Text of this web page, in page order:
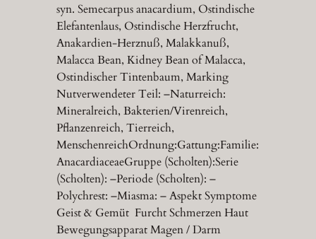
syn. Semecarpus anacardium, Ostindische
Elefantenlaus, Ostindische Herzfrucht,
Anakardien-Herznuß, Malakkanuß,
Malacca Bean, Kidney Bean of Malacca,
Ostindischer Tintenbaum, Marking
Nutverwendeter Teil: –Naturreich:
Mineralreich, Bakterien/Virenreich,
Pflanzenreich, Tierreich,
MenschenreichOrdnung:Gattung:Familie:
AnacardiaceaeGruppe (Scholten):Serie
(Scholten): –Periode (Scholten): –
Polychrest: –Miasma: – Aspekt Symptome
Geist & Gemüt Furcht Schmerzen Haut
Bewegungsapparat Magen / Darm